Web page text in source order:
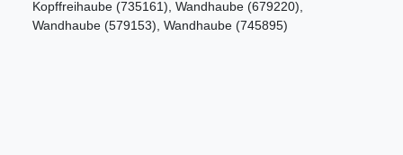
Kopffreihaube (735161), Wandhaube (679220),
Wandhaube (579153), Wandhaube (745895)